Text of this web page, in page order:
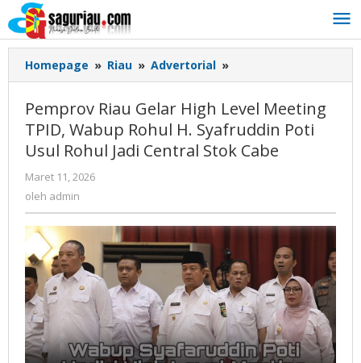
Lewati
ke
konten
Homepage » Riau » Advertorial »
Riau
Gelar
High
Level
Meeting
H.
Syafruddin
Poti
Usul
Rohul
Jadi
Central
Stok
Cabe
Pemprov Riau Gelar High Level Meeting
TPID, Wabup Rohul H. Syafruddin Poti
Usul Rohul Jadi Central Stok Cabe
Maret 11, 2026
oleh admin